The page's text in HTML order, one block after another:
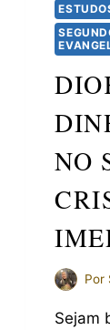
NO
Por
Sejam